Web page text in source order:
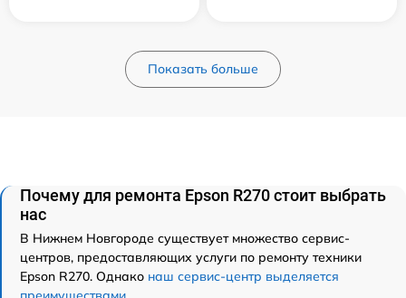
Показать больше
Почему для ремонта Epson R270 стоит выбрать
нас
В Нижнем Новгороде существует множество сервис-
центров, предоставляющих услуги по ремонту техники
Epson R270. Однако наш сервис-центр выделяется